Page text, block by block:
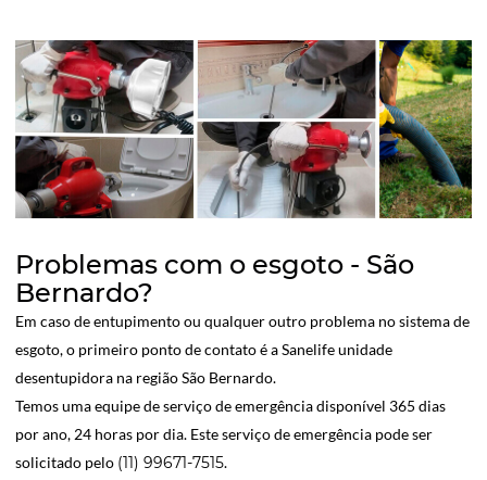
Problemas com o esgoto - São
Bernardo?
Em caso de entupimento ou qualquer outro problema no sistema de
esgoto, o primeiro ponto de contato é a Sanelife unidade
desentupidora na região São Bernardo.
Temos uma equipe de serviço de emergência disponível 365 dias
por ano, 24 horas por dia. Este serviço de emergência pode ser
solicitado pelo (11) 99671-7515.